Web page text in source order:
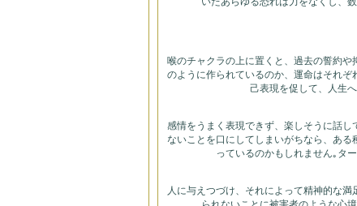
喉のチャクラの上に置くと、過去の誓約
のように作られているのか、運命はそれ
己表現を促して、人生
感情をうまく表現できず、楽しそうに話
ないことを口にしてしまいがちなら、あ
っているのかもしれません｡タ
人に与えつづけ、それによって精神的な